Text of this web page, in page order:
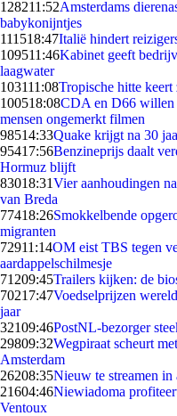
128211:52Amsterdams
babykonijntjes
111518:47Italië hindert
109511:46Kabinet geeft
laagwater
103111:08Tropische hitte
100518:08CDA en D66 willen
mensen ongemerkt filmen
98514:33Quake krijgt na 30
95417:56Benzineprijs daalt
Hormuz blijft
83018:31Vier aanhoudingen
van Breda
77418:26Smokkelbende
migranten
72911:14OM eist TBS tegen
aardappelschilmesje
71209:45Trailers kijken: de
70217:47Voedselprijzen
jaar
32109:46PostNL-bezorger
29809:32Wegpiraat scheurt
Amsterdam
26208:35Nieuw te streamen in
21604:46Niewiadoma
Ventoux